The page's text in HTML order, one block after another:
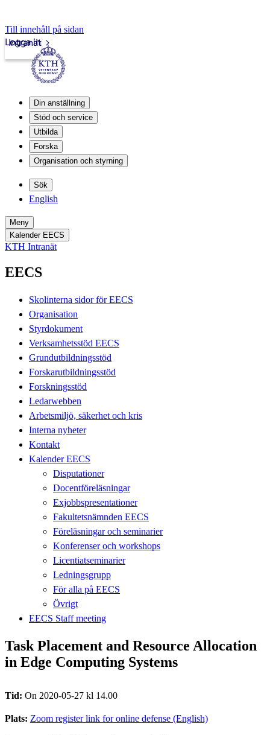
Till innehåll på sidan
Intranät
Logga in
Din anställning
Stöd och service
Utbilda
Forska
Organisation och styrning
Sök
English
Meny
Kalender EECS
KTH Intranät
EECS
Skolinterna sidor för EECS
Organisation
Styrdokument
Verksamhetsstöd EECS
Grundutbildningsstöd
Forskarutbildningsstöd
Forskningsstöd
Ledarwebben
Arbetsmiljö, säkerhet och kris
Interna nyheter
Kontakt
Kalender EECS
Disputationer
Docentföreläsningar
Exjobbspresentationer
Fakultetsnämnden EECS
Föreläsningar och seminarier
Konferenser och workshops
Licentiatseminarier
Ledningsgrupp
För alla på EECS
Övrigt
EECS Staff meeting
Task Placement and Resource Allocation
in Edge Computing Systems
Tid: On 2020-05-27 kl 14.00
Plats: Zoom register link for online defense (English)